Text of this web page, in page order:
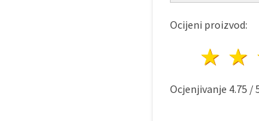
Ocijeni proizvod:
1
Ocjenjivanje 4.75 /